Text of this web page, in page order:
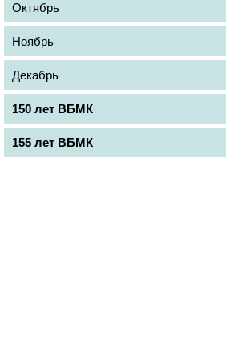
Октябрь
Ноябрь
Декабрь
150 лет ВБМК
155 лет ВБМК